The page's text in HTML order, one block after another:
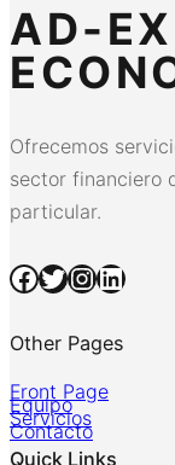
AD-EX
Ofrecemos
sector financiero
particular.
Facebook Twitter InstagramLinkedIn
Other Pages
Front Page
Equipo
Servicios
Contacto
Quick Links